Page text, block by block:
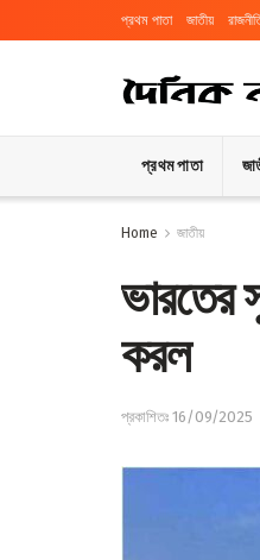
প্রথম পাতা জাতীয়
প্রথম পাতা
Home জাতীয়
ভারতের
করল
প্রকাশিতঃ 16/09/2025